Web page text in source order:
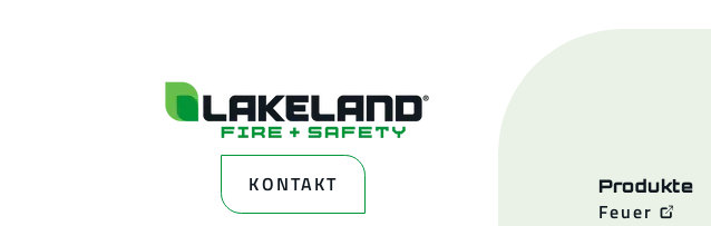
KONTAKT Produkte
Feuer